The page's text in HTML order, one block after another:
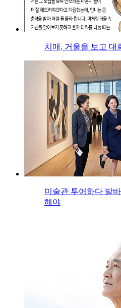
치매, 거울을 보고 대
미술관 투어하다 발
해야